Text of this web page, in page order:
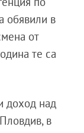
обявили в
от
те са
доход над
в